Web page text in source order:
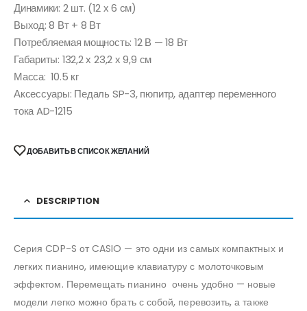
Динамики: 2 шт. (12 х 6 см)
Выход: 8 Вт + 8 Вт
Потребляемая мощность: 12 В — 18 Вт
Габариты: 132,2 х 23,2 х 9,9 см
Масса: 10.5 кг
Аксессуары: Педаль SP-3, пюпитр, адаптер переменного
тока AD-1215
ДОБАВИТЬ В СПИСОК ЖЕЛАНИЙ
DESCRIPTION
Серия CDP-S от CASIO — это одни из самых компактных и
легких пианино, имеющие клавиатуру с молоточковым
эффектом. Перемещать пианино очень удобно — новые
модели легко можно брать с собой, перевозить, а также